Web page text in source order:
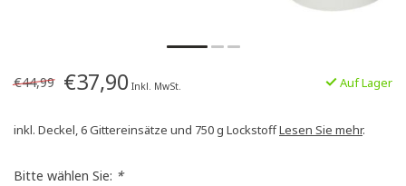
€44,99 €37,90 Inkl. MwSt. Auf Lager
inkl. Deckel, 6 Gittereinsätze und 750 g LockstoffLesen Sie mehr.
Bitte wählen Sie: *